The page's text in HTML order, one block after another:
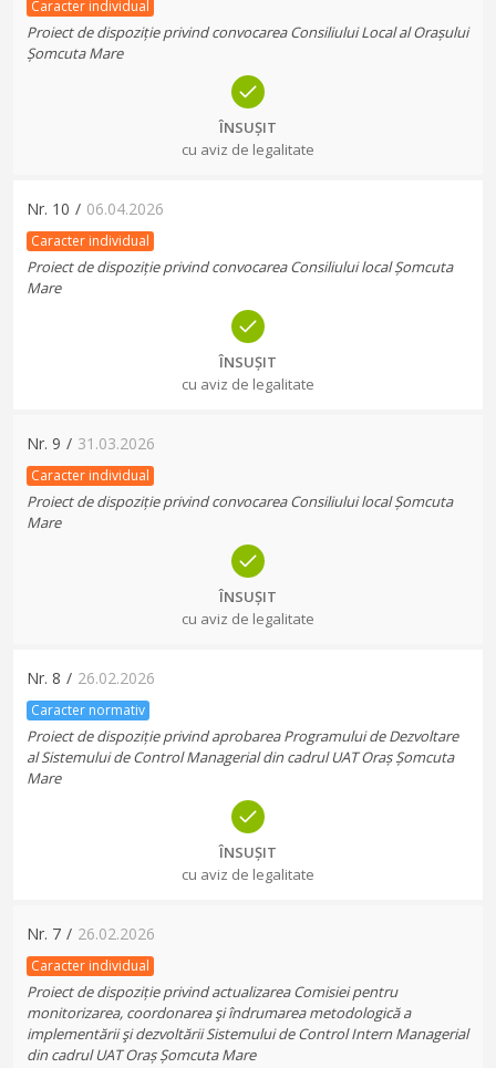
Caracter individual
Proiect de dispoziție privind convocarea Consiliului Local al Orașului
Șomcuta Mare
ÎNSUȘIT
cu aviz de legalitate
Nr. 10 / 06.04.2026
Caracter individual
Proiect de dispoziție privind convocarea Consiliului local Șomcuta
Mare
ÎNSUȘIT
cu aviz de legalitate
Nr. 9 / 31.03.2026
Caracter individual
Proiect de dispoziție privind convocarea Consiliului local Șomcuta
Mare
ÎNSUȘIT
cu aviz de legalitate
Nr. 8 / 26.02.2026
Caracter normativ
Proiect de dispoziție privind aprobarea Programului de Dezvoltare
al Sistemului de Control Managerial din cadrul UAT Oraș Șomcuta
Mare
ÎNSUȘIT
cu aviz de legalitate
Nr. 7 / 26.02.2026
Caracter individual
Proiect de dispoziție privind actualizarea Comisiei pentru
monitorizarea, coordonarea şi îndrumarea metodologică a
implementării şi dezvoltării Sistemului de Control Intern Managerial
din cadrul UAT Oraș Șomcuta Mare